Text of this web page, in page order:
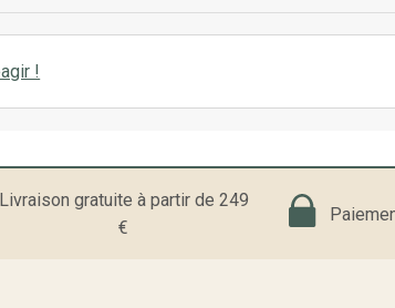
!
Livraison gratuite à partir de 249
€